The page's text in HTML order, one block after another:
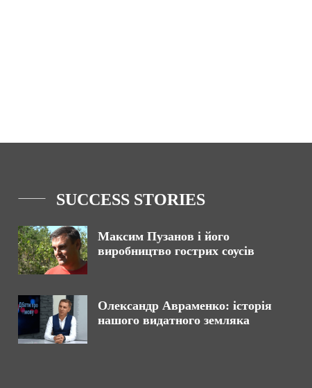
SUCCESS STORIES
Максим Пузанов і його
виробництво гострих соусів
Олександр Авраменко: історія
нашого видатного земляка